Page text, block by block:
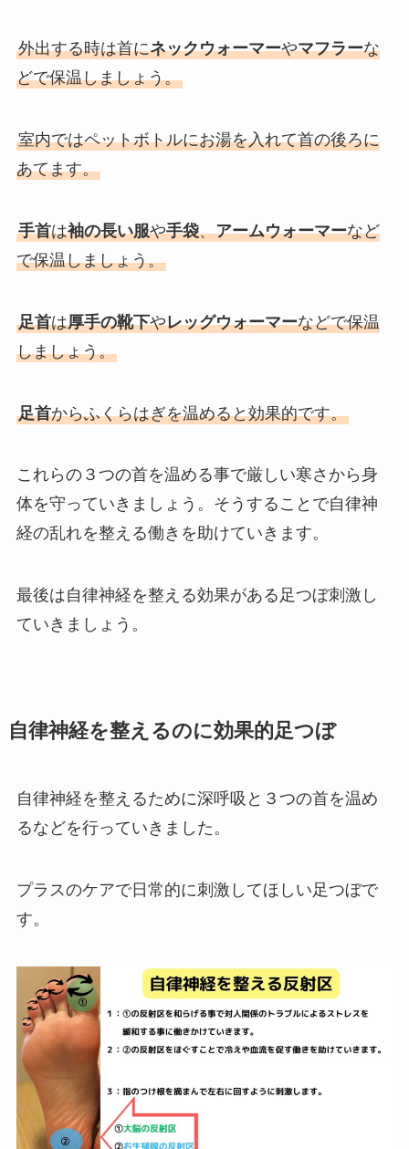
外出する時は首にネックウォーマーやマフラーな
どで保温しましょう。
室内ではペットボトルにお湯を入れて首の後ろに
あてます。
手首は袖の長い服や手袋、アームウォーマーなど
で保温しましょう。
足首は厚手の靴下やレッグウォーマーなどで保温
しましょう。
足首からふくらはぎを温めると効果的です。
これらの３つの首を温める事で厳しい寒さから身
体を守っていきましょう。そうすることで自律神
経の乱れを整える働きを助けていきます。
最後は自律神経を整える効果がある足つぼ刺激し
ていきましょう。
自律神経を整えるのに効果的足つぼ
自律神経を整えるために深呼吸と３つの首を温め
るなどを行っていきました。
プラスのケアで日常的に刺激してほしい足つぼで
す。